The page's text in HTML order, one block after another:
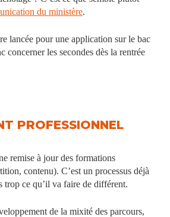
du ministère.
lancée pour une application sur le bac
concerner les secondes dès la rentrée
PROFESSIONNEL
remise à jour des formations
contenu). C’est un processus déjà
trop ce qu’il va faire de différent.
de la mixité des parcours,